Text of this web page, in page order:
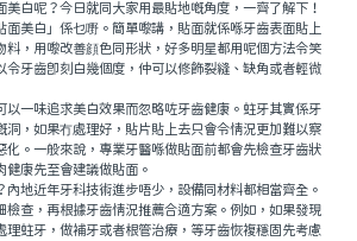
美白呢？今日就同大家用最貼地嘅角度，一齊了解下！
美白」係乜嘢。簡單嚟講，貼面就係喺牙齒表面貼上
料，用嚟改善顔色同形狀，好多明星都用呢個方法令笑
令牙齒即刻白幾個度，仲可以修飾裂縫、缺角或者輕微
一味追求美白效果而忽略咗牙齒健康。蛀牙其實係牙
洞，如果冇處理好，貼片貼上去只會令情況更加難以察
化。一般來說，專業牙醫喺做貼面前都會先檢查牙齒狀
健康先至會建議做貼面。
地近年牙科技術進步唔少，設備同材料都相當齊全。
檢查，再根據牙齒情況推薦合適方案。例如，如果發現
理蛀牙，做補牙或者根管治療，等牙齒恢複穩固先考慮